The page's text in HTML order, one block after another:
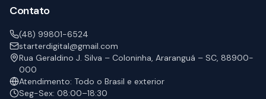
Contato
(48) 99801-6524
starterdigital@gmail.com
Rua Geraldino J. Silva – Coloninha, Araranguá – SC, 88900-
000
Atendimento: Todo o Brasil e exterior
Seg-Sex: 08:00–18:30